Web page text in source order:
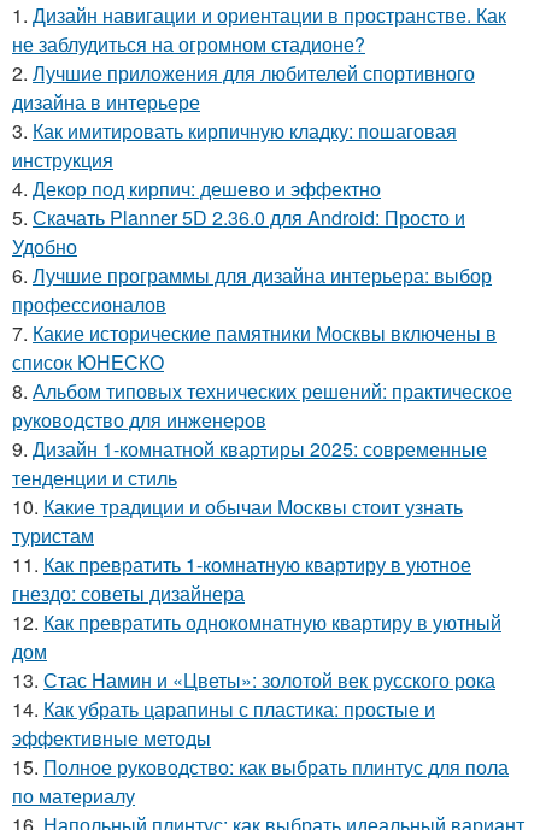
1. Дизайн навигации и ориентации в пространстве. Как
не заблудиться на огромном стадионе?
2. Лучшие приложения для любителей спортивного
дизайна в интерьере
3. Как имитировать кирпичную кладку: пошаговая
инструкция
4. Декор под кирпич: дешево и эффектно
5. Скачать Planner 5D 2.36.0 для Android: Просто и
Удобно
6. Лучшие программы для дизайна интерьера: выбор
профессионалов
7. Какие исторические памятники Москвы включены в
список ЮНЕСКО
8. Альбом типовых технических решений: практическое
руководство для инженеров
9. Дизайн 1-комнатной квартиры 2025: современные
тенденции и стиль
10. Какие традиции и обычаи Москвы стоит узнать
туристам
11. Как превратить 1-комнатную квартиру в уютное
гнездо: советы дизайнера
12. Как превратить однокомнатную квартиру в уютный
дом
13. Стас Намин и «Цветы»: золотой век русского рока
14. Как убрать царапины с пластика: простые и
эффективные методы
15. Полное руководство: как выбрать плинтус для пола
по материалу